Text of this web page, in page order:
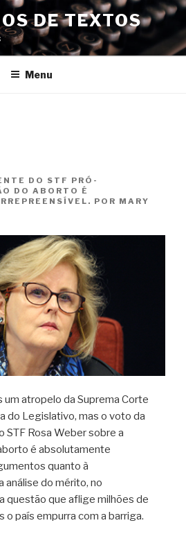
DE TEXTOS
Menu
DO STF PRÓ-
DO ABORTO É
POR MARY
um atropelo da Suprema Corte
do Legislativo, mas o voto da
Rosa Weber sobre a
é absolutamente
quanto à
análise do mérito, no
questão que aflige milhões de
o país empurra com a barriga.